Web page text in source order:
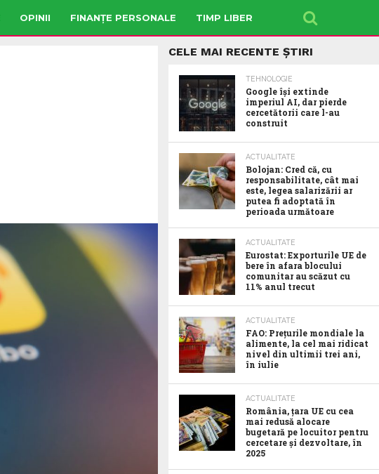
OPINII FINANȚE PERSONALE TIMP LIBER
CELE MAI RECENTE ȘTIRI
TEHNOLOGIE
Google îşi extinde
imperiul AI, dar pierde
cercetătorii care l-au
construit
ACTUALITATE
Bolojan: Cred că, cu
responsabilitate, cât mai
este, legea salarizării ar
putea fi adoptată în
perioada următoare
ACTUALITATE
Eurostat: Exporturile UE de
bere în afara blocului
comunitar au scăzut cu
11% anul trecut
ACTUALITATE
FAO: Prețurile mondiale la
alimente, la cel mai ridicat
nivel din ultimii trei ani,
în iulie
ACTUALITATE
România, țara UE cu cea
mai redusă alocare
bugetară pe locuitor pentru
cercetare și dezvoltare, în
2025